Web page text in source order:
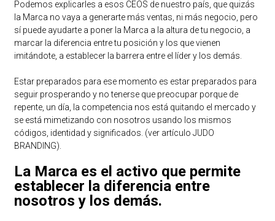
Podemos explicarles a esos CEOS de nuestro país, que quizás
la Marca no vaya a generarte más ventas, ni más negocio, pero
sí puede ayudarte a poner la Marca a la altura de tu negocio, a
marcar la diferencia entre tu posición y los que vienen
imitándote, a establecer la barrera entre el líder y los demás.
Estar preparados para ese momento es estar preparados para
seguir prosperando y no tenerse que preocupar porque de
repente, un día, la competencia nos está quitando el mercado y
se está mimetizando con nosotros usando los mismos
códigos, identidad y significados. (ver artículo JUDO
BRANDING).
La Marca es el activo que permite
establecer la diferencia entre
nosotros y los demás.